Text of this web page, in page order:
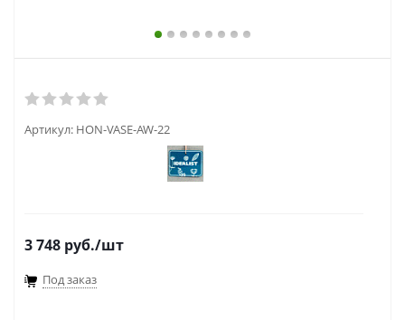
Артикул: HON-VASE-AW-22
3 748 руб./шт
Под заказ